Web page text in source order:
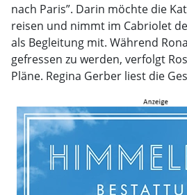
nach Paris”. Darin möchte die
reisen und nimmt im Cabriolet
als Begleitung mit. Während
gefressen zu werden, verfolgt
Pläne. Regina Gerber liest die